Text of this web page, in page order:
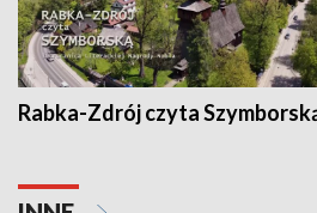
Rabka-Zdrój czyta